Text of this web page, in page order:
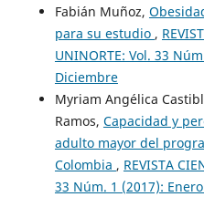
Fabián Muñoz,
para su estudio ,
UNINORTE: Vol. 33
Diciembre
Myriam Angélica
Ramos, Capacidad y
adulto mayor del
Colombia , REVISTA
33 Núm. 1 (2017):